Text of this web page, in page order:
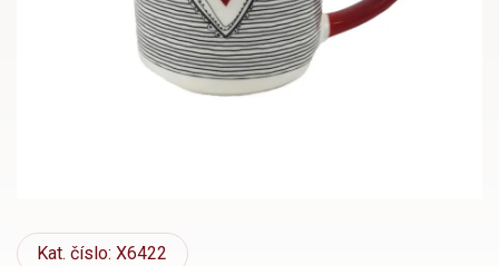
Kat. číslo: X6422